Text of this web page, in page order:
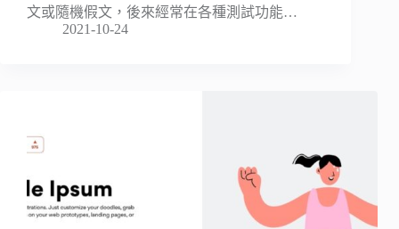
文或隨機假文，後來經常在各種測試功能…
2021-10-24